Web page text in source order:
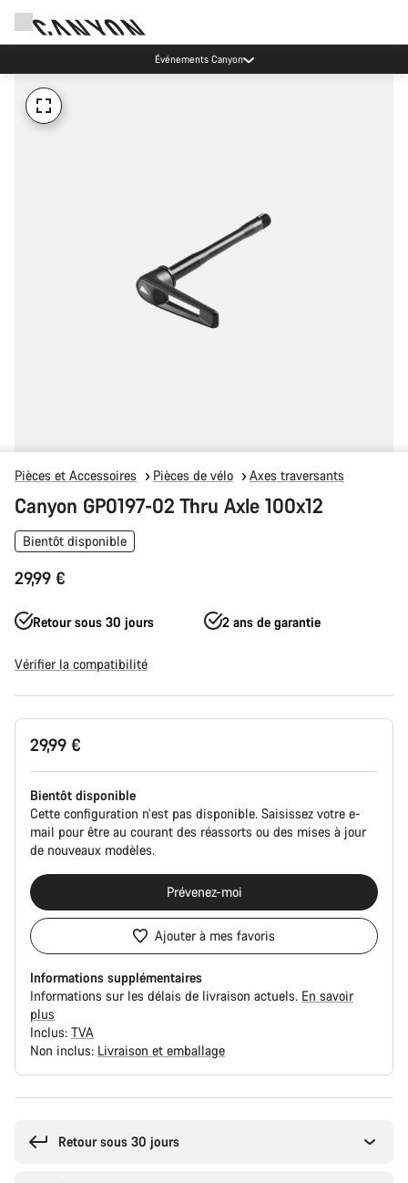
Événements Canyon
Pièces et Accessoires Pièces de vélo Axes traversants
Canyon GP0197-02 Thru Axle 100x12
Bientôt disponible
29,99 €
Retour sous 30 jours 2 ans de garantie
Vérifier la compatibilité
Configuration
29,99 €
Bientôt disponible
Cette configuration n’est pas disponible. Saisissez votre e-
mail pour être au courant des réassorts ou des mises à jour
de nouveaux modèles.
Prévenez-moi
Ajouter à mes favoris
Informations supplémentaires
Informations sur les délais de livraison actuels. En savoir
plus
Inclus: TVA
Non inclus: Livraison et emballage
Retour sous 30 jours